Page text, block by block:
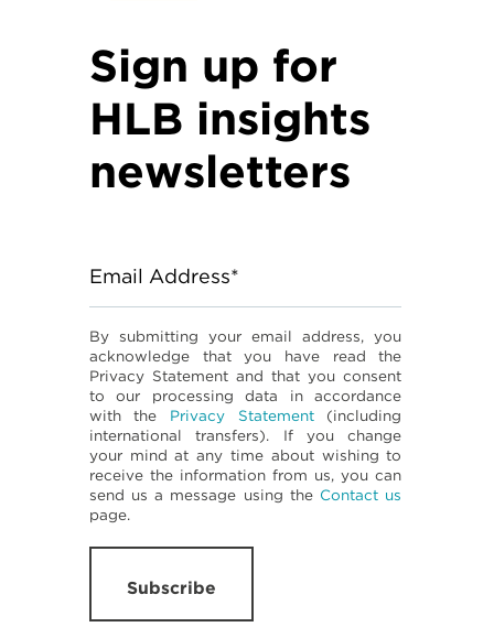
Sign up for
HLB insights
newsletters
Email Address*
By submitting your email address, you
acknowledge that you have read the
Privacy Statement and that you consent
to our processing data in accordance
with the Privacy Statement(including
international transfers). If you change
your mind at any time about wishing to
receive the information from us, you can
send us a message using the Contact us
page.
Subscribe